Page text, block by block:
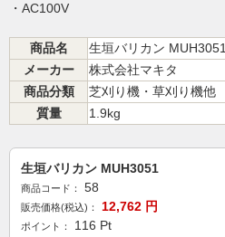
・AC100V
商品名
生垣バリカン MUH3051
メーカー
株式会社マキタ
商品分類
芝刈り機・草刈り機他
質量
1.9kg
生垣バリカン MUH3051
商品コード： 58
販売価格(税込)： 12,762 円
ポイント： 116 Pt